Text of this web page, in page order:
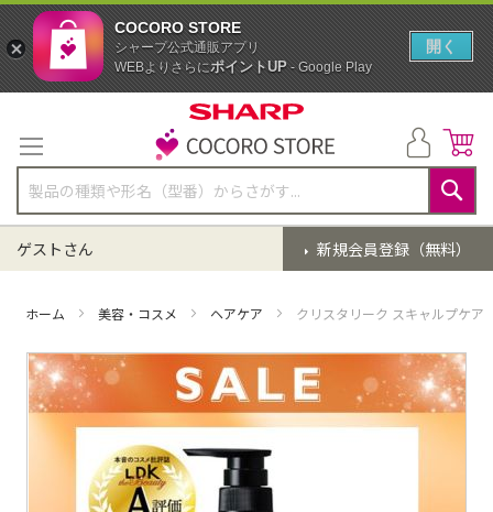
テ
ン
ツ
に
キ
検
索
新規会員登録（無料）
ゲストさん
ホーム 美容・コスメ ヘアケア クリスタリーク スキャルプケア
イ
メ
ー
COCORO STORE
シャープ公式通販アプリ
WEBよりさらにポイントUP- Google Play
開く